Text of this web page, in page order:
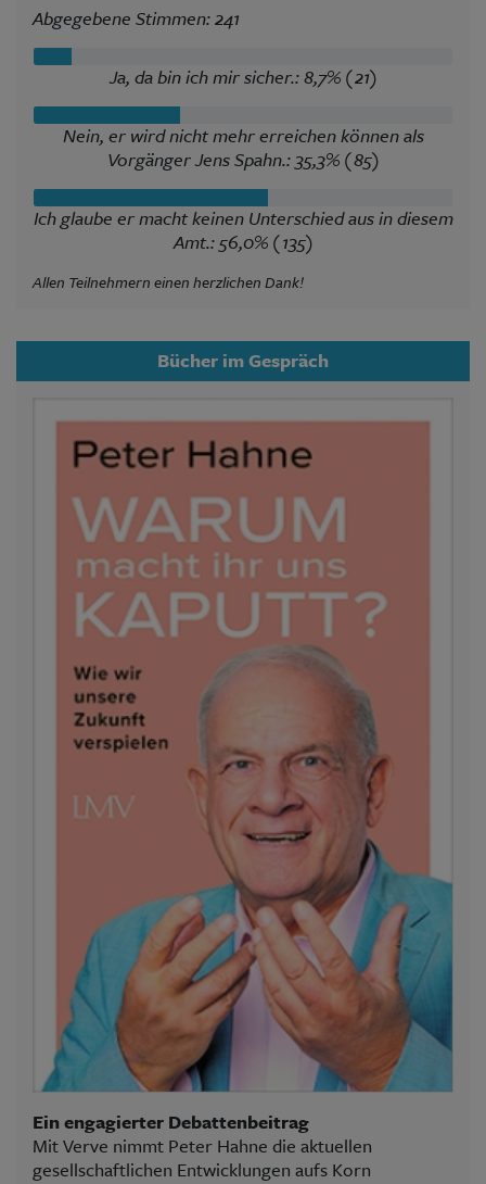
Abgegebene Stimmen: 241
Ja, da bin ich mir sicher.: 8,7% (21)
Nein, er wird nicht mehr erreichen können als
Vorgänger Jens Spahn.: 35,3% (85)
Ich glaube er macht keinen Unterschied aus in diesem
Amt.: 56,0% (135)
Allen Teilnehmern einen herzlichen Dank!
Bücher im Gespräch
Ein engagierter Debattenbeitrag
Mit Verve nimmt Peter Hahne die aktuellen
gesellschaftlichen Entwicklungen aufs Korn